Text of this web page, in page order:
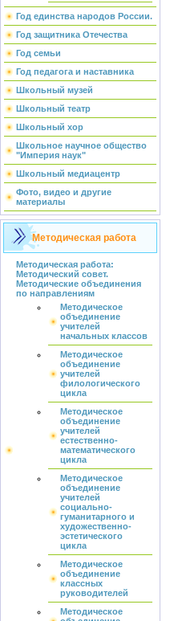
Год единства народов России.
Год защитника Отечества
Год семьи
Год педагога и наставника
Школьный музей
Школьный театр
Школьный хор
Школьное научное общество
"Империя наук"
Школьный медиацентр
Фото, видео и другие
материалы
Методическая работа
Методическая работа:
Методический совет.
Методические объединения
по направлениям
Методическое
объединение
учителей
начальных классов
Методическое
объединение
учителей
филологического
цикла
Методическое
объединение
учителей
естественно-
математического
цикла
Методическое
объединение
учителей
социально-
гуманитарного и
художественно-
эстетического
цикла
Методическое
объединение
классных
руководителей
Методическое